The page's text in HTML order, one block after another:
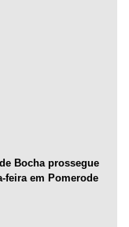
Bocha prossegue
feira em Pomerode